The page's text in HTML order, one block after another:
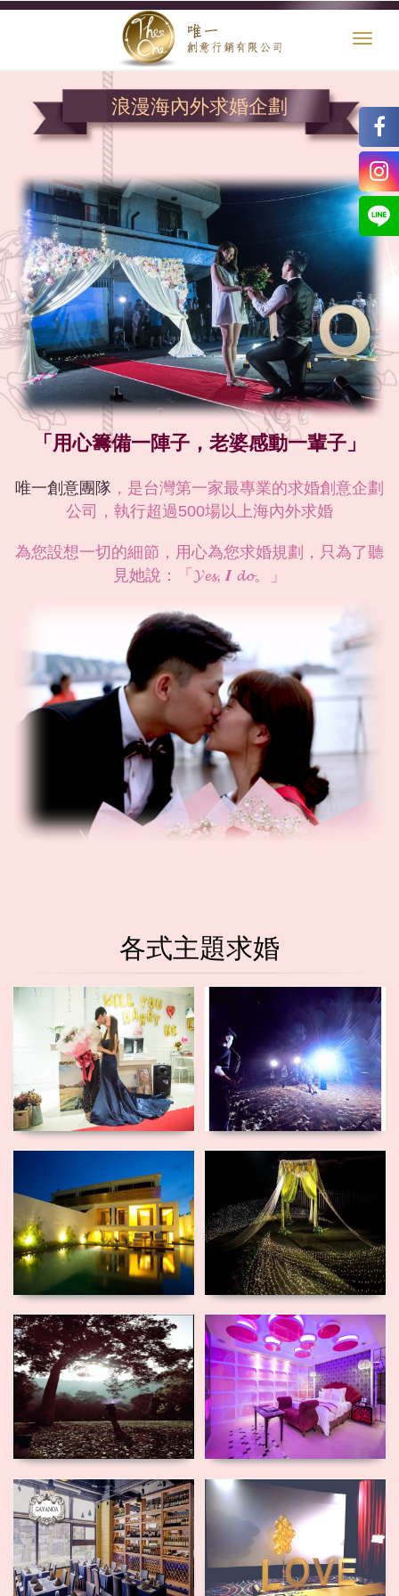
浪漫海內外求婚企劃
「用心籌備一陣子，老婆感動一輩子」
唯一創意團隊 ，是台灣第一家最專業的求婚創意企劃
公司，執行超過500場以上海內外求婚
為您設想一切的細節，用心為您求婚規劃，只為了聽
見她說：「𝓨𝓮𝓼, 𝑰 𝓭𝓸。」
各式主題求婚
唯美婚紗求
婚
浪漫海灘求
婚
民宿包棟求
婚
璀璨燈海求
婚
夢幻森林求
婚
精品Motel
求婚
浪漫餐廳求
婚
電影院包廳
求婚